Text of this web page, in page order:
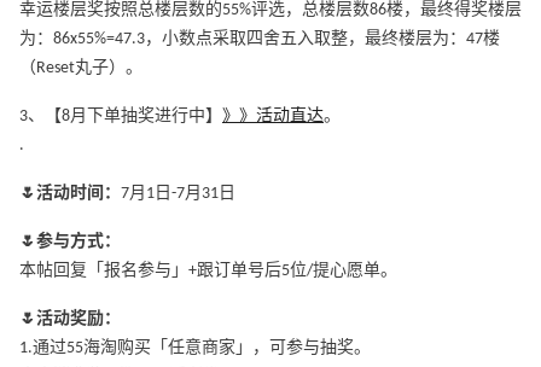
幸运楼层奖按照总楼层数的55%评选，总楼层数86楼，最终得奖楼层
为：86x55%=47.3，小数点采取四舍五入取整，最终楼层为：47楼
（Reset丸子）。
3、【8月下单抽奖进行中】 》》活动直达。
.
🌷活动时间： 7月1日-7月31日
🌷参与方式：
本帖回复「报名参与」+跟订单号后5位/提心愿单。
🌷活动奖励：
1.通过55海淘购买「任意商家」，可参与抽奖。